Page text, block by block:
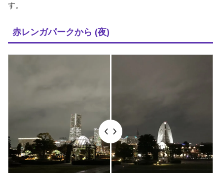
す。
赤レンガパークから (夜)